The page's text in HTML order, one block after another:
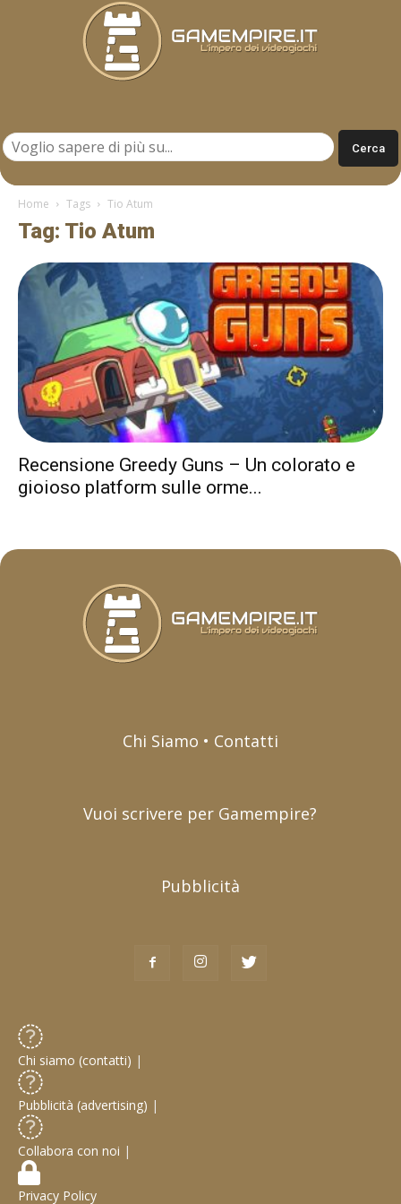
Home Tags Tio Atum
Tag: Tio Atum
Recensione Greedy Guns – Un colorato e
gioioso platform sulle orme...
Chi Siamo • Contatti
Vuoi scrivere per Gamempire?
Pubblicità
Chi siamo (contatti) |
Pubblicità (advertising) |
Collabora con noi |
Privacy Policy